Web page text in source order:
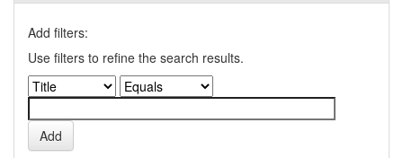
Add filters:
Use filters to refine the search results.